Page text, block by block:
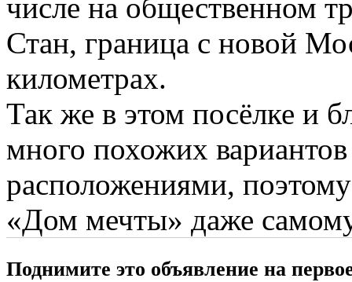
числе на общественном
Стан, граница с новой
километрах.
Так же в этом посёлке и
много похожих
расположениями,
«Дом мечты» даже
Поднимите это объявление на